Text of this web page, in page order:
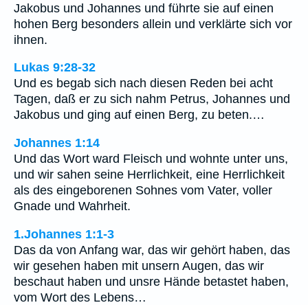
Jakobus und Johannes und führte sie auf einen
hohen Berg besonders allein und verklärte sich vor
ihnen.
Lukas 9:28-32
Und es begab sich nach diesen Reden bei acht
Tagen, daß er zu sich nahm Petrus, Johannes und
Jakobus und ging auf einen Berg, zu beten.…
Johannes 1:14
Und das Wort ward Fleisch und wohnte unter uns,
und wir sahen seine Herrlichkeit, eine Herrlichkeit
als des eingeborenen Sohnes vom Vater, voller
Gnade und Wahrheit.
1.Johannes 1:1-3
Das da von Anfang war, das wir gehört haben, das
wir gesehen haben mit unsern Augen, das wir
beschaut haben und unsre Hände betastet haben,
vom Wort des Lebens…